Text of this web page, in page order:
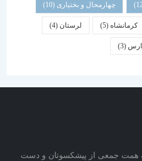
چهارمحال و بختیاری (10)
(5) لرستان (4)
از پیشکسوتان و دست